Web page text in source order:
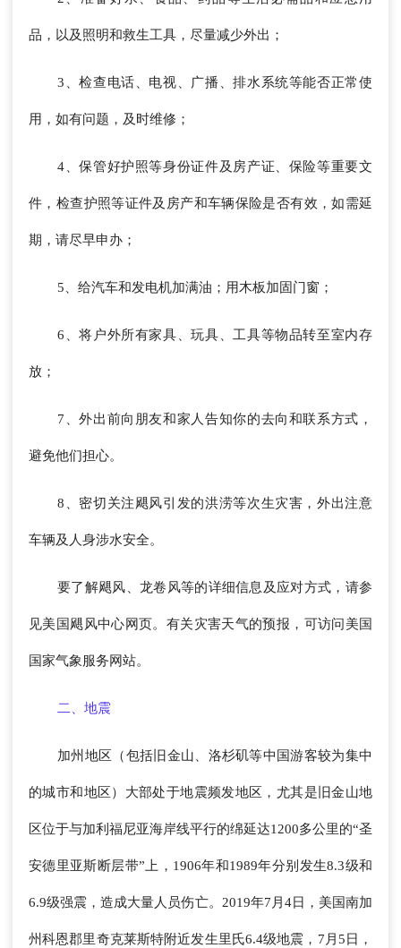
品，以及照明和救生工具，尽量减少外出；
3、检查电话、电视、广播、排水系统等能否正常使
用，如有问题，及时维修；
4、保管好护照等身份证件及房产证、保险等重要文
件，检查护照等证件及房产和车辆保险是否有效，如需延
期，请尽早申办；
5、给汽车和发电机加满油；用木板加固门窗；
6、将户外所有家具、玩具、工具等物品转至室内存
放；
7、外出前向朋友和家人告知你的去向和联系方式，
避免他们担心。
8、密切关注飓风引发的洪涝等次生灾害，外出注意
车辆及人身涉水安全。
要了解飓风、龙卷风等的详细信息及应对方式，请参
见美国飓风中心网页。有关灾害天气的预报，可访问美国
国家气象服务网站。
二、地震
加州地区（包括旧金山、洛杉矶等中国游客较为集中
的城市和地区）大部处于地震频发地区，尤其是旧金山地
区位于与加利福尼亚海岸线平行的绵延达1200多公里的“圣
安德里亚斯断层带”上，1906年和1989年分别发生8.3级和
6.9级强震，造成大量人员伤亡。2019年7月4日，美国南加
州科恩郡里奇克莱斯特附近发生里氏6.4级地震，7月5日，